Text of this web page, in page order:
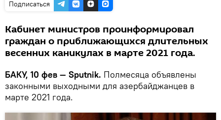
Подписаться
Кабинет министров проинформировал
граждан о приближающихся длительных
весенних каникулах в марте 2021 года.
БАКУ, 10 фев — Sputnik. Полмесяца объявлены
законными выходными для азербайджанцев в
марте 2021 года.